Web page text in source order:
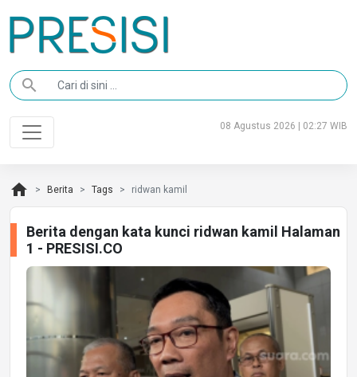
search
08 Agustus 2026 | 02:27 WIB
home Berita Tags ridwan kamil
Berita dengan kata kunci ridwan kamil Halaman
1 - PRESISI.CO